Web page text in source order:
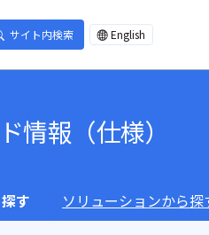
サイト内検索 English
情報（仕様）
す ソリューションから探